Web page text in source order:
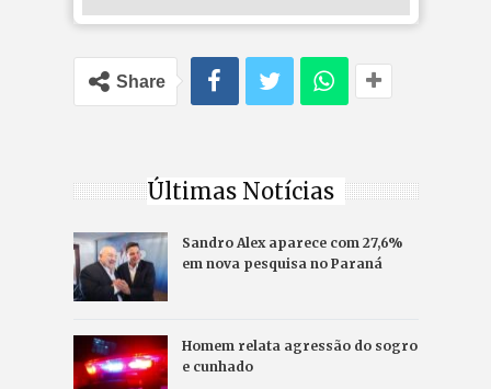
Share
Últimas Notícias
Sandro Alex aparece com 27,6%
em nova pesquisa no Paraná
Homem relata agressão do sogro
e cunhado